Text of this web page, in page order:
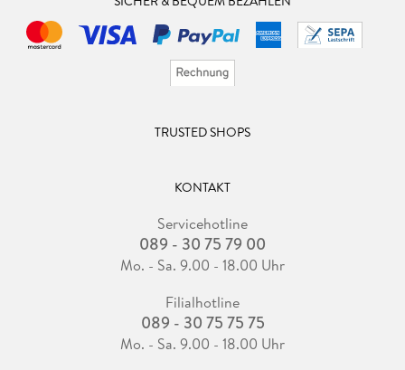
TRUSTED SHOPS
KONTAKT
Servicehotline
089 - 30 75 79 00
Mo. - Sa. 9.00 - 18.00 Uhr
Filialhotline
089 - 30 75 75 75
Mo. - Sa. 9.00 - 18.00 Uhr